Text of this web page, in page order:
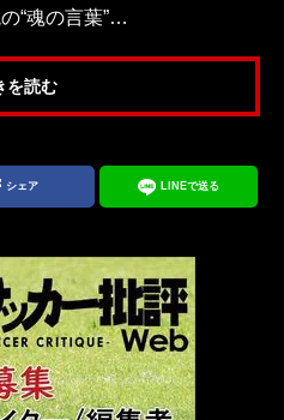
“魂の言葉”…
を読む
シェア LINEで送る